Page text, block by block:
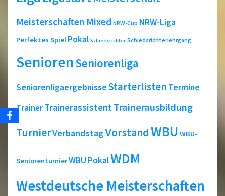
Meisterschaften Mixed NRW-Cup NRW-Liga
Perfektes Spiel Pokal Schiedsrichter Schiedsrichterlehrgang
SeniorenSeniorenliga
SeniorenligaergebnisseStarterlisten Termine
TrainerTrainerassistentTrainerausbildung
TurnierVerbandstagVorstandWBU WBU-
SeniorenturnierWBU PokalWDM
Westdeutsche Meisterschaften